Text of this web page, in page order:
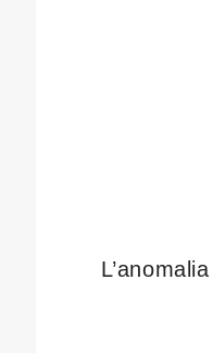
L’anomalia